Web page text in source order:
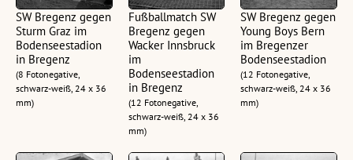
SW Bregenz gegen
Sturm Graz im
Bodenseestadion
in Bregenz
(8 Fotonegative,
schwarz-weiß, 24 x 36
mm)
Fußballmatch SW
Bregenz gegen
Wacker Innsbruck
im
Bodenseestadion
in Bregenz
(12 Fotonegative,
schwarz-weiß, 24 x 36
mm)
SW Bregenz gegen
Young Boys Bern
im Bregenzer
Bodenseestadion
(12 Fotonegative,
schwarz-weiß, 24 x 36
mm)